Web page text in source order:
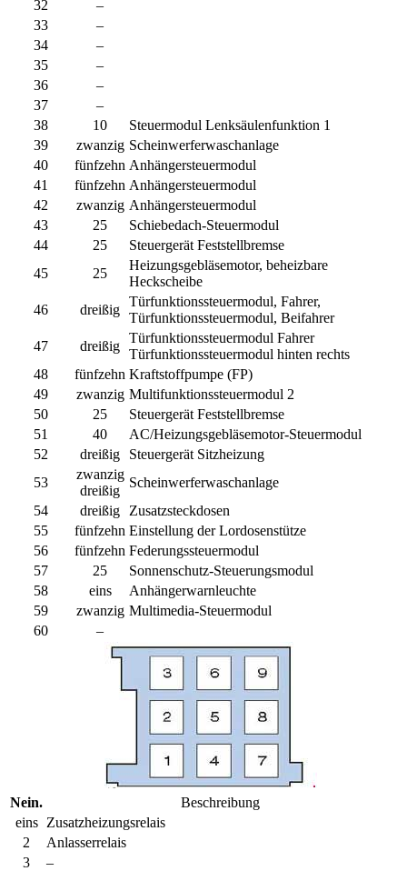
32
–
33
–
34
–
35
–
36
–
37
–
38
10
Steuermodul Lenksäulenfunktion 1
39
zwanzig Scheinwerferwaschanlage
40
fünfzehn Anhängersteuermodul
41
fünfzehn Anhängersteuermodul
42
zwanzig Anhängersteuermodul
43
25
Schiebedach-Steuermodul
44
25
Steuergerät Feststellbremse
45
25
Heizungsgebläsemotor, beheizbare
Heckscheibe
46
dreißig
Türfunktionssteuermodul, Fahrer,
Türfunktionssteuermodul, Beifahrer
47
dreißig
Türfunktionssteuermodul Fahrer
Türfunktionssteuermodul hinten rechts
48
fünfzehn Kraftstoffpumpe (FP)
49
zwanzig Multifunktionssteuermodul 2
50
25
Steuergerät Feststellbremse
51
40
AC/Heizungsgebläsemotor-Steuermodul
52
dreißig
Steuergerät Sitzheizung
53
zwanzig
dreißig
Scheinwerferwaschanlage
54
dreißig
Zusatzsteckdosen
55
fünfzehn Einstellung der Lordosenstütze
56
fünfzehn Federungssteuermodul
57
25
Sonnenschutz-Steuerungsmodul
58
eins
Anhängerwarnleuchte
59
zwanzig Multimedia-Steuermodul
60
–
Nein.
Beschreibung
eins
Zusatzheizungsrelais
2
Anlasserrelais
3
–